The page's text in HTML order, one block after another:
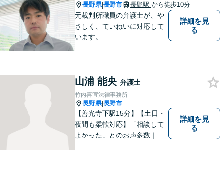
長野県|長野市 長野駅 から徒歩10分
元裁判所職員の弁護士が、や
さしく、ていねいに対応して
います。
詳細を見
る
山浦 能央 弁護士
竹内喜宜法律事務所
長野県|長野市
【善光寺下駅15分】【土日・
夜間も柔軟対応】「相談して
よかった」とのお声多数｜交
詳細を見
る